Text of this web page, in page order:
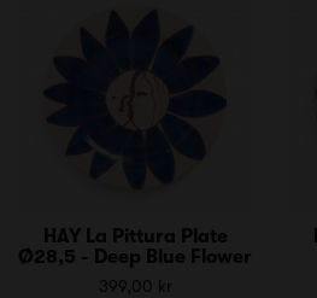
HAY La Pittura Plate
Ø28,5 - Deep Blue Flower
399,00 kr